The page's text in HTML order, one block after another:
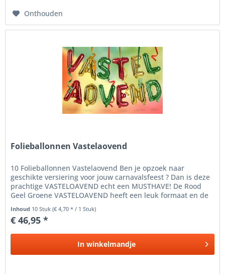
Onthouden
Folieballonnen Vastelaovend
10 Folieballonnen Vastelaovend Ben je opzoek naar
geschikte versiering voor jouw carnavalsfeest ? Dan is deze
prachtige VASTELOAVEND echt een MUSTHAVE! De Rood
Geel Groene VASTELOAVEND heeft een leuk formaat en de
Inhoud 10 Stuk(€ 4,70 * / 1 Stuk)
€ 46,95 *
In winkelmandje